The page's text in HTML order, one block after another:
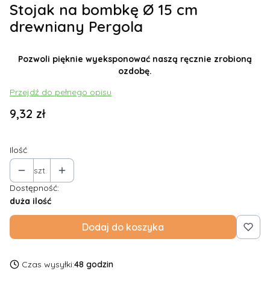
Stojak na bombkę Ø 15 cm
drewniany Pergola
Pozwoli pięknie wyeksponować naszą ręcznie zrobioną
ozdobę.
Przejdź do pełnego opisu
Cena
9,32 zł
Ilość
szt.
Dostępność:
duża ilość
Dodaj do koszyka
Czas wysyłki:48 godzin